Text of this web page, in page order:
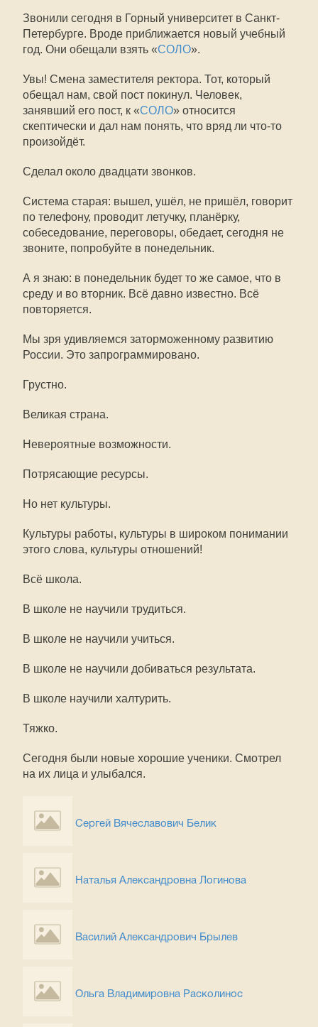
Звонили сегодня в Горный университет в Санкт-
Петербурге. Вроде приближается новый учебный
год. Они обещали взять «СОЛО».
Увы! Смена заместителя ректора. Тот, который
обещал нам, свой пост покинул. Человек,
занявший его пост, к «СОЛО» относится
скептически и дал нам понять, что вряд ли что-то
произойдёт.
Сделал около двадцати звонков.
Система старая: вышел, ушёл, не пришёл, говорит
по телефону, проводит летучку, планёрку,
собеседование, переговоры, обедает, сегодня не
звоните, попробуйте в понедельник.
А я знаю: в понедельник будет то же самое, что в
среду и во вторник. Всё давно известно. Всё
повторяется.
Мы зря удивляемся заторможенному развитию
России. Это запрограммировано.
Грустно.
Великая страна.
Невероятные возможности.
Потрясающие ресурсы.
Но нет культуры.
Культуры работы, культуры в широком понимании
этого слова, культуры отношений!
Всё школа.
В школе не научили трудиться.
В школе не научили учиться.
В школе не научили добиваться результата.
В школе научили халтурить.
Тяжко.
Сегодня были новые хорошие ученики. Смотрел
на их лица и улыбался.
Сергей Вячеславович Белик
Наталья Александровна Логинова
Василий Александрович Брылев
Ольга Владимировна Расколинос